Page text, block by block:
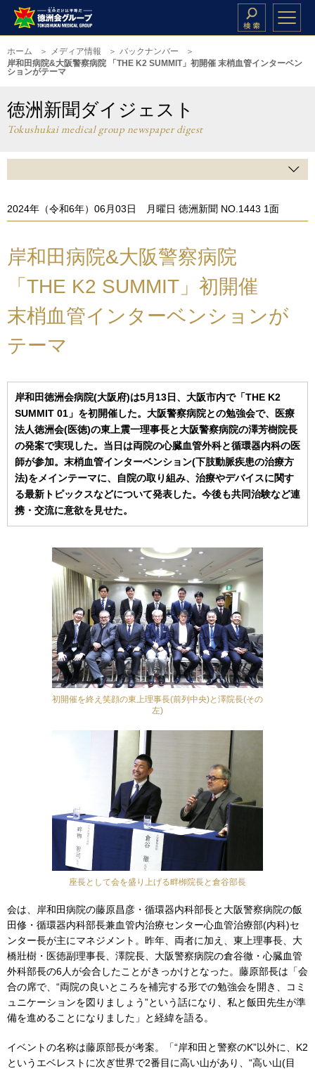
ホーム メディア情報
バックナンバー
岸和田病院&大阪警察病院 「THE K2 SUMMIT」初開催 末梢血管インターベン
ションがテーマ
徳洲新聞ダイジェスト
Tokushukai medical group newspaper digest
2024年（令和6年）06月03日 月曜日 徳洲新聞 NO.1443 1面
岸和田病院&大阪警察病院
「THE K2 SUMMIT」初開催
末梢血管インターベンションが
テーマ
岸和田徳洲会病院(大阪府)は5月13日、大阪市内で「THE K2
SUMMIT 01」を初開催した。大阪警察病院との勉強会で、医療
法人徳洲会(医徳)の東上震一理事長と大阪警察病院の澤芳樹院長
の発案で実現した。当日は両院の心臓血管外科と循環器内科の医
師が参加。末梢血管インターベンション(下肢動脈疾患の治療方
法)をメインテーマに、自院の取り組み、治療やデバイスに関す
る最新トピックスなどについて発表した。今後も共同治験など連
携・交流に意欲を見せた。
初開催を終え笑顔の東上理事長(前列中央)と澤院長(その
左)
座長として会を盛り上げる畔栁院長と倉谷部長
会は、岸和田病院の藤原昌彦・循環器内科部長と大阪警察病院の飯
田修・循環器内科部長兼血管内治療センター心血管治療部(内科)セ
ンター長が主にマネジメント。昨年、両者に加え、東上理事長、大
橋壯樹・医徳副理事長、澤院長、大阪警察病院の倉谷徹・心臓血管
外科部長の6人が会合したことがきっかけとなった。藤原部長は「会
合の席で、“両院の良いところを補完する形での勉強会を開き、コミ
ュニケーションを図りましょう”という話になり、私と飯田先生が準
備を進めることになりました」と経緯を語る。
イベントの名称は藤原部長が考案。「“岸和田と警察のK”以外に、K2
というエベレストに次ぎ世界で2番目に高い山があり、“高い山(目